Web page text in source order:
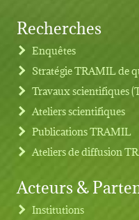
Footer menu
Recherches
Enquêtes
Stratégie TRAMIL de
Travaux scientifiques
Ateliers scientifiques
Publications TRAMIL
Ateliers de diffusion
Acteurs &
Institutions